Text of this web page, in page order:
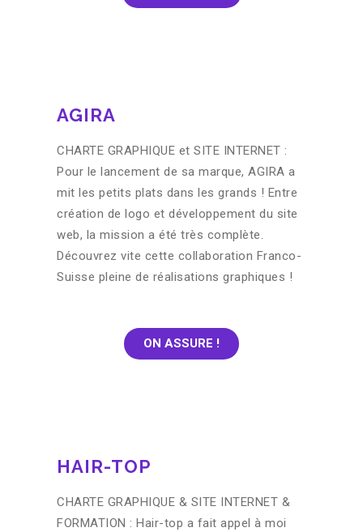
AGIRA
CHARTE GRAPHIQUE et SITE INTERNET :
Pour le lancement de sa marque, AGIRA a
mit les petits plats dans les grands ! Entre
création de logo et développement du site
web, la mission a été très complète.
Découvrez vite cette collaboration Franco-
Suisse pleine de réalisations graphiques !
ON ASSURE !
HAIR-TOP
CHARTE GRAPHIQUE & SITE INTERNET &
FORMATION : Hair-top a fait appel à moi